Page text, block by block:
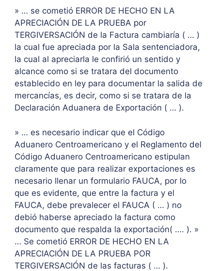
» … se cometió ERROR DE HECHO EN LA
APRECIACIÓN DE LA PRUEBA por
TERGIVERSACIÓN de la Factura cambiaría ( … )
la cual fue apreciada por la Sala sentenciadora,
la cual al apreciarla le confirió un sentido y
alcance como si se tratara del documento
establecido en ley para documentar la salida de
mercancías, es decir, como si se tratara de la
Declaración Aduanera de Exportación ( … ).
» … es necesario indicar que el Código
Aduanero Centroamericano y el Reglamento del
Código Aduanero Centroamericano estipulan
claramente que para realizar exportaciones es
necesario llenar un formulario FAUCA, por lo
que es evidente, que entre la factura y el
FAUCA, debe prevalecer el FAUCA ( … ) no
debió haberse apreciado la factura como
documento que respalda la exportación( …. ). »
… Se cometió ERROR DE HECHO EN LA
APRECIACIÓN DE LA PRUEBA POR
TERGIVERSACIÓN de las facturas ( … ).